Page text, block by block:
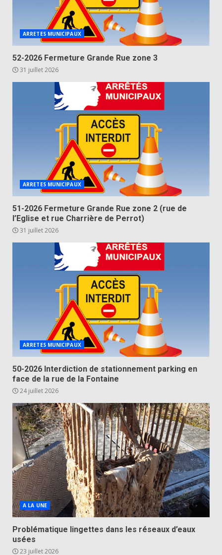
ARRETES MUNICIPAUX
52-2026 Fermeture Grande Rue zone 3
31 juillet 2026
ARRETES MUNICIPAUX
51-2026 Fermeture Grande Rue zone 2 (rue de
l’Eglise et rue Charrière de Perrot)
31 juillet 2026
ARRETES MUNICIPAUX
50-2026 Interdiction de stationnement parking en
face de la rue de la Fontaine
24 juillet 2026
A LA UNE
Problématique lingettes dans les réseaux d’eaux
usées
23 juillet 2026